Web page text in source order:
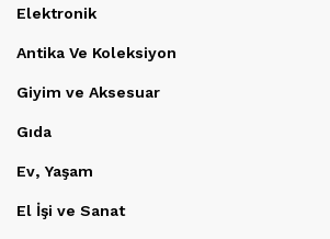
Elektronik
Antika Ve Koleksiyon
Giyim ve Aksesuar
Gıda
Ev, Yaşam
El İşi ve Sanat